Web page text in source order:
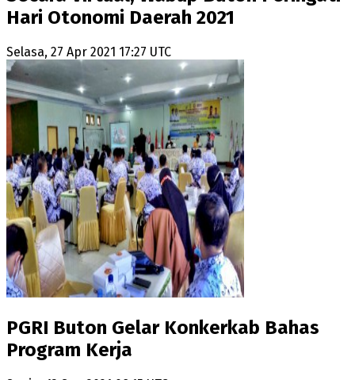
Hari Otonomi Daerah 2021
Selasa, 27 Apr 2021 17:27 UTC
PGRI Buton Gelar Konkerkab Bahas
Program Kerja